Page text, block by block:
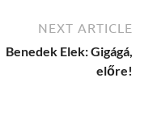
NEXT ARTICLE
Benedek Elek: Gigágá,
előre!